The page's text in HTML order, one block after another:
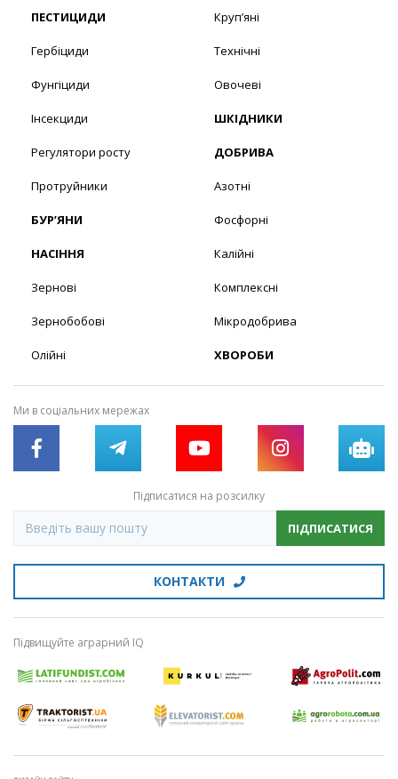
ПЕСТИЦИДИ
Гербіциди
Фунгіциди
Інсекциди
Регулятори росту
Протруйники
БУР’ЯНИ
НАСІННЯ
Зернові
Зернобобові
Олійні
Круп’яні
Технічні
Овочеві
ШКІДНИКИ
ДОБРИВА
Азотні
Фосфорні
Калійні
Комплексні
Мікродобрива
ХВОРОБИ
Ми в соціальних мережах
Підписатися на розсилку
ПІДПИСАТИСЯ
КОНТАКТИ
Підвищуйте аграрний IQ